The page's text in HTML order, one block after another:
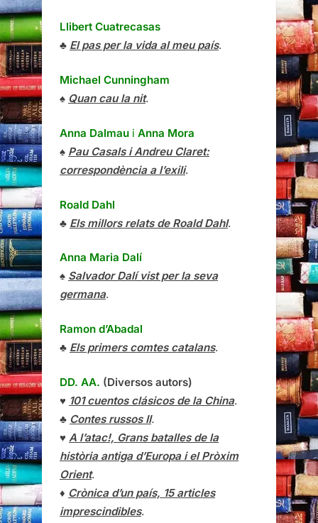
Llibert Cuatrecasas
♣ El pas per la vida al meu país.
Michael Cunningham
♠ Quan cau la nit.
Anna Dalmau i Anna Mora
♠ Pau Casals i Andreu Claret:
correspondència a l’exili.
Roald Dahl
♣ Els millors relats de Roald Dahl.
Anna Maria Dalí
♠ Salvador Dalí vist per la seva
germana.
Ramon d’Abadal
♣ Els primers comtes catalans.
DD. AA. (Diversos autors)
♥ 101 cuentos clásicos de la China.
♣ Contes russos II.
♥ A l’atac!, Grans batalles de la
història antiga d’Europa i el Pròxim
Orient.
♦ Crònica d’un país, 15 articles
imprescindibles.